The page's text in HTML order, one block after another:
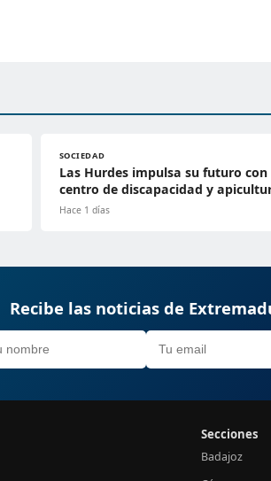
SOCIEDAD
Las Hurdes impulsa su futuro con
centro de discapacidad y
Hace 1 días
Recibe las noticias de
Secciones
Badajoz